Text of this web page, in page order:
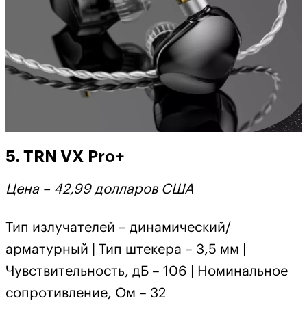
5. TRN VX Pro+
Цена – 42,99 долларов США
Тип излучателей – динамический/
арматурный | Тип штекера – 3,5 мм |
Чувствительность, дБ – 106 | Номинальное
сопротивление, Ом – 32